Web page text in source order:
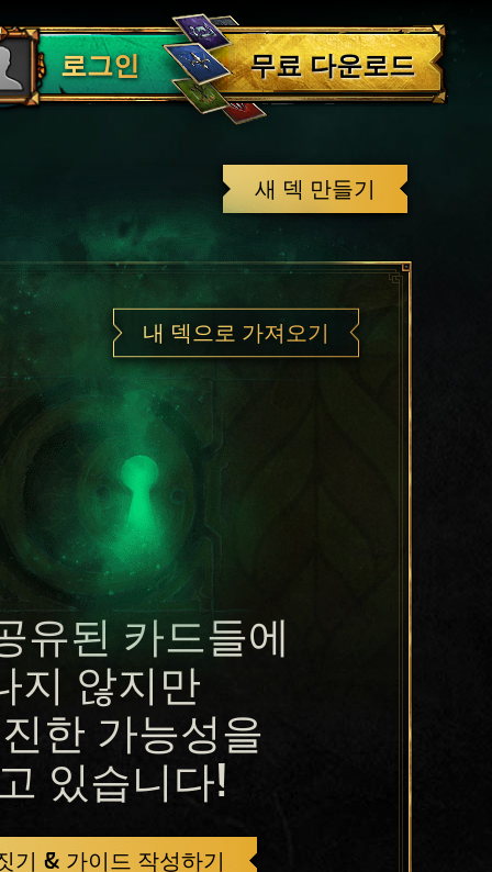
로그인
로그아웃
무료 다운로드
새 덱 만들기
내 덱으로 가져오기
유된 카드들에
지 않지만
한 가능성을
있습니다!
기 & 가이드 작성하기